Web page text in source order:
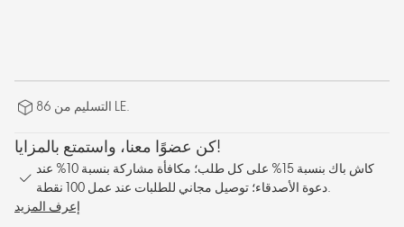
التسليم من 86 LE.
كن عضوًا معنا، واستمتع بالمزايا!
كاش باك بنسبة 15% على كل طلب؛ مكافأة مشاركة بنسبة 10% عند
دعوة الأصدقاء؛ توصيل مجاني للطلبات عند عمل 100 نقطة.
إعرف المزيد